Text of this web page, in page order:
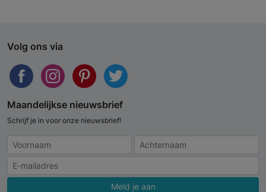
Volg ons via
Maandelijkse nieuwsbrief
Schrijf je in voor onze nieuwsbrief!
Meld je aan